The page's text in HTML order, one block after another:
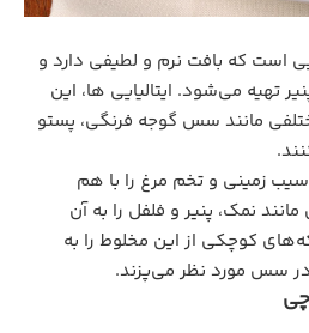
است که بافت نرم و لطیفی دارد و
تهیه می‌شود. ایتالیایی ها، این
مانند سس گوجه فرنگی، پستو
سیب زمینی و تخم مرغ را با هم
نمک، پنیر و فلفل را به آن
کوچکی از این مخلوط را به
سس مورد نظر می‌پزند.